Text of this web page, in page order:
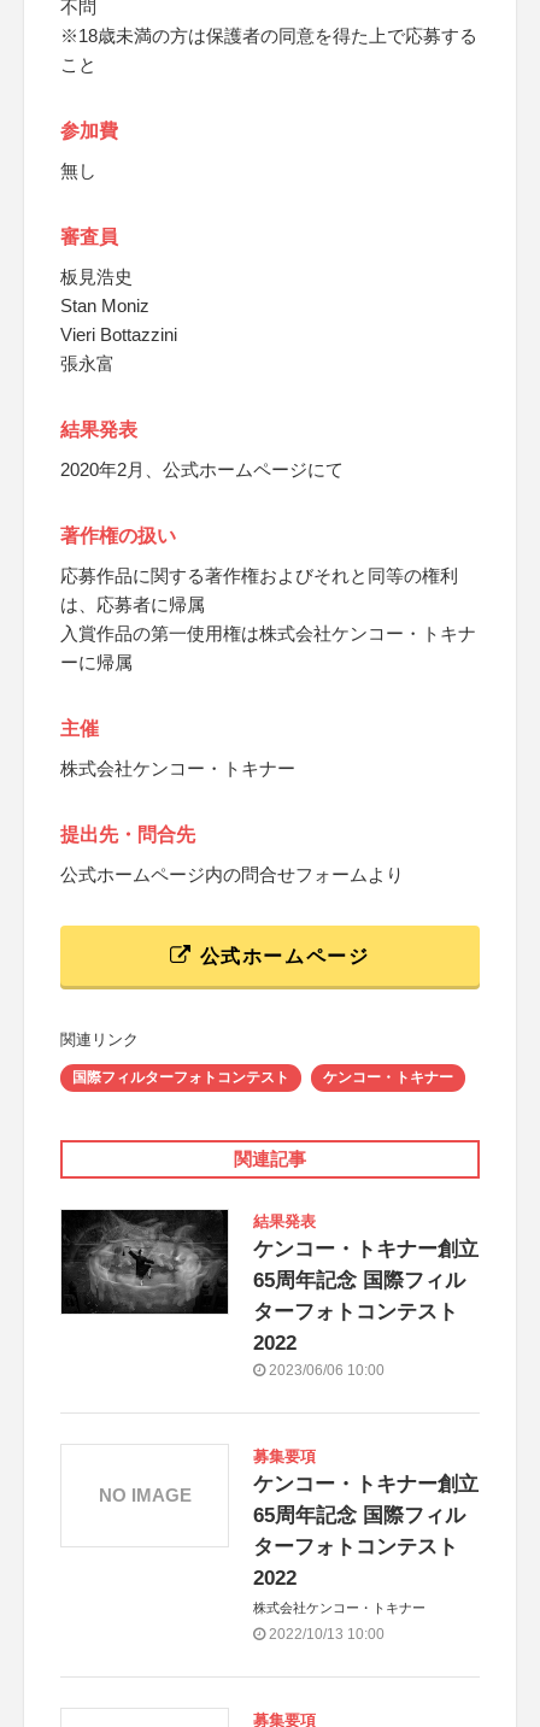
不問
※18歳未満の方は保護者の同意を得た上で応募する
こと
参加費
無し
審査員
板見浩史
Stan Moniz
Vieri Bottazzini
張永富
結果発表
2020年2月、公式ホームページにて
著作権の扱い
応募作品に関する著作権およびそれと同等の権利
は、応募者に帰属
入賞作品の第一使用権は株式会社ケンコー・トキナ
ーに帰属
主催
株式会社ケンコー・トキナー
提出先・問合先
公式ホームページ内の問合せフォームより
公式ホームページ
関連リンク
国際フィルターフォトコンテスト ケンコー・トキナー
関連記事
結果発表
ケンコー・トキナー創立
65周年記念 国際フィル
ターフォトコンテスト
2022
2023/06/06 10:00
募集要項
ケンコー・トキナー創立
65周年記念 国際フィル
ターフォトコンテスト
2022
株式会社ケンコー・トキナー
2022/10/13 10:00
NO IMAGE
募集要項